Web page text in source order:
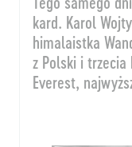
Tego samego
kard. Karol
himalaistka
z Polski i trzecia
Everest,